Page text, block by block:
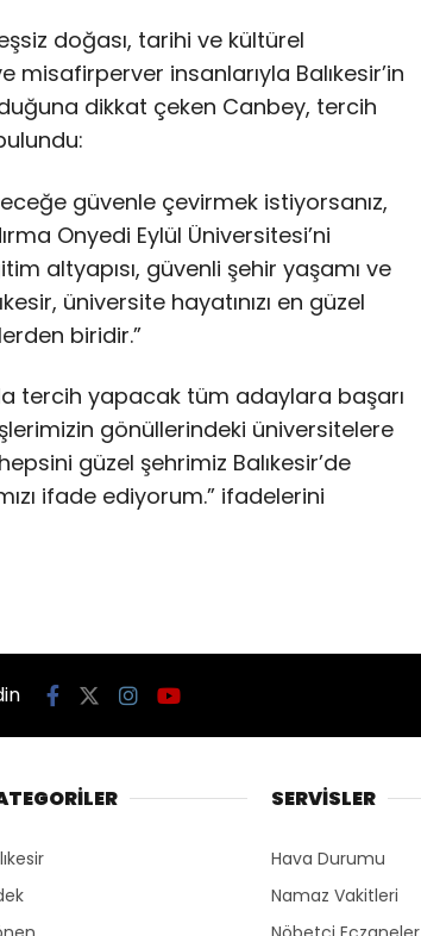
eşsiz doğası, tarihi ve kültürel
misafirperver insanlarıyla Balıkesir’in
dikkat çeken Canbey, tercih
güvenle çevirmek istiyorsanız,
Onyedi Eylül Üniversitesi’ni
altyapısı, güvenli şehir yaşamı ve
üniversite hayatınızı en güzel
biridir.”
tercih yapacak tüm adaylara başarı
gönüllerindeki üniversitelere
güzel şehrimiz Balıkesir’de
ifade ediyorum.” ifadelerini
SERVİSLER
Hava Durumu
Namaz Vakitleri